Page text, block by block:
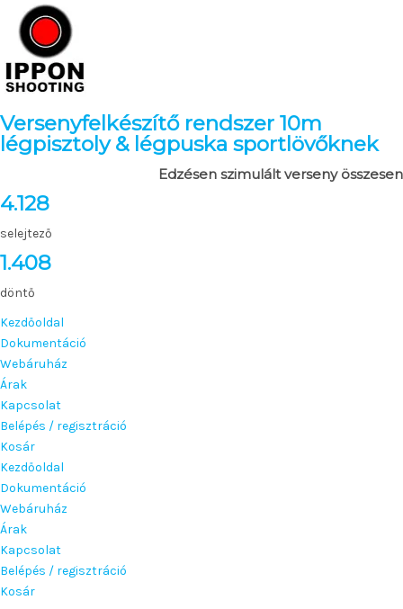
Versenyfelkészítő rendszer 10m
légpisztoly & légpuska sportlövőknek
Edzésen szimulált verseny összesen
4.128
selejtező
1.408
döntő
Kezdőoldal
Dokumentáció
Webáruház
Árak
Kapcsolat
Belépés / regisztráció
Kosár
Kezdőoldal
Dokumentáció
Webáruház
Árak
Kapcsolat
Belépés / regisztráció
Kosár